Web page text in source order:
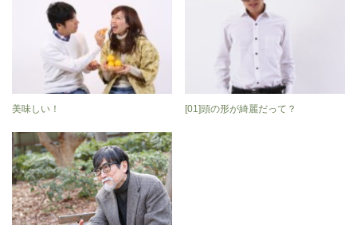
美味しい！ [01]頭の形が綺麗だって？